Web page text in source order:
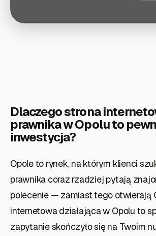
Dlaczego strona
prawnikaw Opoluto
inwestycja?
Opole to rynek, na którym klienci
prawnika coraz rzadziej pytają
polecenie — zamiast tego otwierają
internetowa działająca w Opolu to
zapytanie skończyło się na Twoim